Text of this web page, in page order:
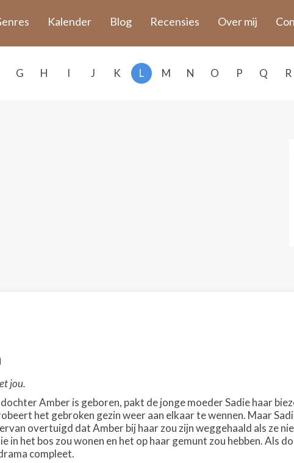
Kalender Blog Recensies Over mij
G H I J K L M N O P Q R
jou.
Amber is geboren, pakt de jonge moeder Sadie haar
het gebroken gezin weer aan elkaar te wennen. Maar
overtuigd dat Amber bij haar zou zijn weggehaald als ze
in het bos zou wonen en het op haar gemunt zou hebben. Als
compleet.